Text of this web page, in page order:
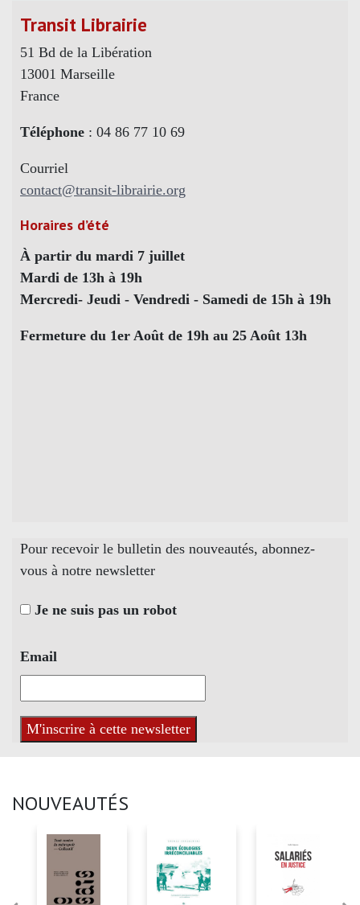
Transit Librairie
51 Bd de la Libération
13001 Marseille
France
Téléphone : 04 86 77 10 69
Courriel
contact@transit-librairie.org
Horaires d’été
À partir du mardi 7 juillet
Mardi de 13h à 19h
Mercredi- Jeudi - Vendredi - Samedi de 15h à 19h
Fermeture du 1er Août de 19h au 25 Août 13h
Pour recevoir le bulletin des nouveautés, abonnez-
vous à notre newsletter
Je ne suis pas un robot
Email
NOUVEAUTÉS